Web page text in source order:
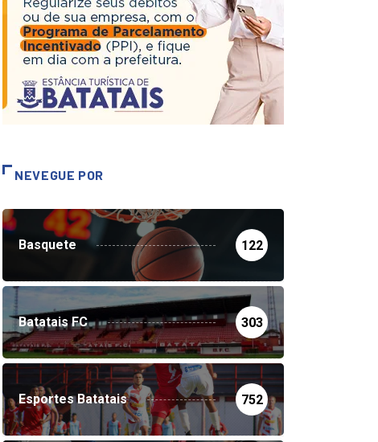
NEVEGUE POR
Basquete 122
Batatais FC 303
Esportes Batatais 752